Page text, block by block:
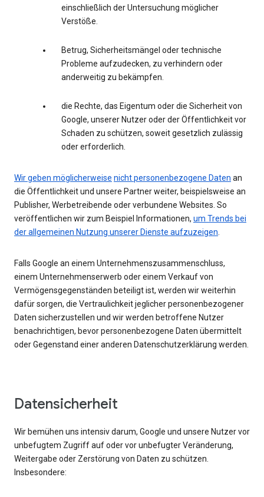
einschließlich der Untersuchung möglicher
Verstöße.
Betrug, Sicherheitsmängel oder technische
Probleme aufzudecken, zu verhindern oder
anderweitig zu bekämpfen.
die Rechte, das Eigentum oder die Sicherheit von
Google, unserer Nutzer oder der Öffentlichkeit vor
Schaden zu schützen, soweit gesetzlich zulässig
oder erforderlich.
Wir geben möglicherweise nicht personenbezogene Daten an
die Öffentlichkeit und unsere Partner weiter, beispielsweise an
Publisher, Werbetreibende oder verbundene Websites. So
veröffentlichen wir zum Beispiel Informationen, um Trends bei
der allgemeinen Nutzung unserer Dienste aufzuzeigen.
Falls Google an einem Unternehmenszusammenschluss,
einem Unternehmenserwerb oder einem Verkauf von
Vermögensgegenständen beteiligt ist, werden wir weiterhin
dafür sorgen, die Vertraulichkeit jeglicher personenbezogener
Daten sicherzustellen und wir werden betroffene Nutzer
benachrichtigen, bevor personenbezogene Daten übermittelt
oder Gegenstand einer anderen Datenschutzerklärung werden.
Datensicherheit
Wir bemühen uns intensiv darum, Google und unsere Nutzer vor
unbefugtem Zugriff auf oder vor unbefugter Veränderung,
Weitergabe oder Zerstörung von Daten zu schützen.
Insbesondere: